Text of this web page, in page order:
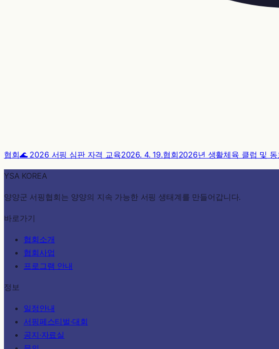
협회🌊 2026 서핑 심판 자격 교육2026. 4. 19.협회2026년 생활체육 클럽 및
YSA KOREA
양양군 서핑협회는 양양의 지속 가능한 서핑 생태계를 만들어갑니다.
바로가기
협회소개
협회사업
프로그램 안내
정보
일정안내
서핑페스티벌·대회
공지·자료실